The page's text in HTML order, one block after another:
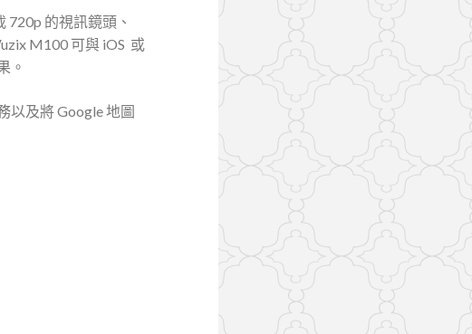
的視訊鏡頭、
M100 可與 iOS 或
。
以及將 Google 地圖